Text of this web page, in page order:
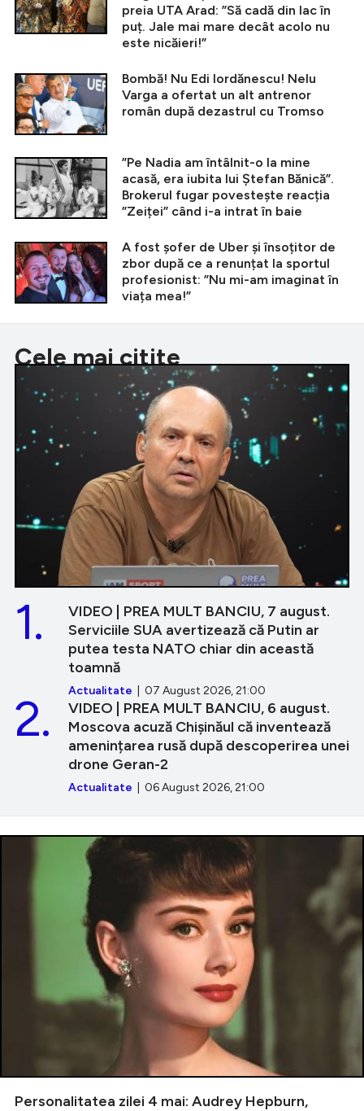
preia UTA Arad: ”Să cadă din lac în
puț. Jale mai mare decât acolo nu
este nicăieri!”
Bombă! Nu Edi Iordănescu! Nelu
Varga a ofertat un alt antrenor
român după dezastrul cu Tromso
”Pe Nadia am întâlnit-o la mine
acasă, era iubita lui Ștefan Bănică”.
Brokerul fugar povestește reacția
”Zeiței” când i-a intrat în baie
A fost șofer de Uber și însoțitor de
zbor după ce a renunțat la sportul
profesionist: ”Nu mi-am imaginat în
viața mea!”
Cele mai citite
VIDEO | PREA MULT BANCIU, 7 august.
Serviciile SUA avertizează că Putin ar
putea testa NATO chiar din această
toamnă
Actualitate | 07 August 2026, 21:00
1.
VIDEO | PREA MULT BANCIU, 6 august.
Moscova acuză Chișinăul că inventează
amenințarea rusă după descoperirea unei
drone Geran-2
Actualitate | 06 August 2026, 21:00
2.
Personalitatea zilei 4 mai: Audrey Hepburn,